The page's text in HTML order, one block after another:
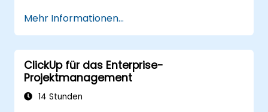
Fortgeschrittene Automatisierungen zur
Bewältigung wiederkehrender Aufgaben
einzuführen.
ClickUp mit anderen Geschäftstools
sowie Datenquellen zu integrieren.
Die Effizienz von Prozessen mittels der
Mehr Informationen...
ClickUp für das Enterprise-
Projektmanagement
14 Stunden